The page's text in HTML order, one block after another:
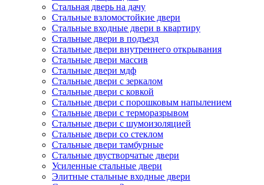
Стальная дверь на дачу
Стальные взломостойкие двери
Стальные входные двери в квартиру
Стальные двери в подъезд
Стальные двери внутреннего открывания
Стальные двери массив
Стальные двери мдф
Стальные двери с зеркалом
Стальные двери с ковкой
Стальные двери с порошковым напылением
Стальные двери с терморазрывом
Стальные двери с шумоизоляцией
Стальные двери со стеклом
Стальные двери тамбурные
Стальные двустворчатые двери
Усиленные стальные двери
Элитные стальные входные двери